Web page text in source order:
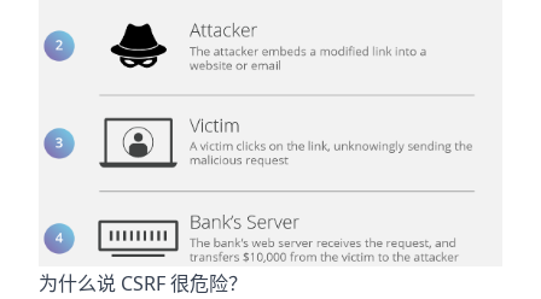
为什么说 CSRF 很危险？